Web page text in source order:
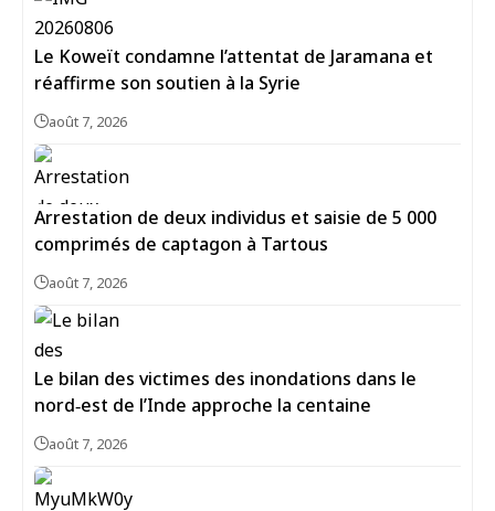
Le Koweït condamne l’attentat de Jaramana et
réaffirme son soutien à la Syrie
août 7, 2026
Arrestation de deux individus et saisie de 5 000
comprimés de captagon à Tartous
août 7, 2026
Le bilan des victimes des inondations dans le
nord‑est de l’Inde approche la centaine
août 7, 2026